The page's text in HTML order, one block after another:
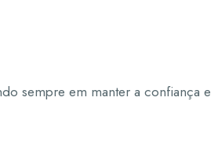
sempre em manter a confiança e